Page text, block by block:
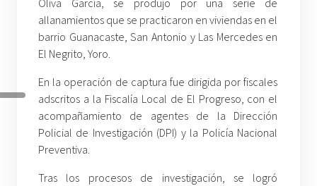
Oliva García, se produjo por una serie de
allanamientos que se practicaron en viviendas en el
barrio Guanacaste, San Antonio y Las Mercedes en
El Negrito, Yoro.
En la operación de captura fue dirigida por fiscales
adscritos a la Fiscalía Local de El Progreso, con el
acompañamiento de agentes de la Dirección
Policial de Investigación (DPI) y la Policía Nacional
Preventiva.
Tras los procesos de investigación, se logró